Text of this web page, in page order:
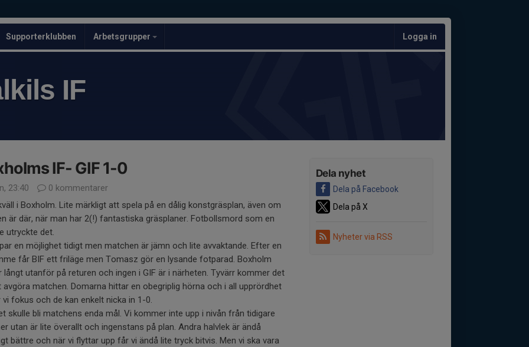
Supporterklubben Arbetsgrupper Logga in
IF
Dela nyhet
Dela på Facebook
Dela på X
Nyheter via RSS
IF- GIF 1-0
23:40
0 kommentarer
i Boxholm. Lite märkligt att spela på en dålig konstgräsplan, även om
är där, när man har 2(!) fantastiska gräsplaner. Fotbollsmord som en
utryckte det.
en möjlighet tidigt men matchen är jämn och lite avvaktande. Efter en
får BIF ett friläge men Tomasz gör en lysande fotparad. Boxholm
långt utanför på returen och ingen i GIF är i närheten. Tyvärr kommer det
avgöra matchen. Domarna hittar en obegriplig hörna och i all upprördhet
vi fokus och de kan enkelt nicka in 1-0.
skulle bli matchens enda mål. Vi kommer inte upp i nivån från tidigare
utan är lite överallt och ingenstans på plan. Andra halvlek är ändå
bättre och när vi flyttar upp får vi ändå lite tryck bitvis. Men vi ska vara